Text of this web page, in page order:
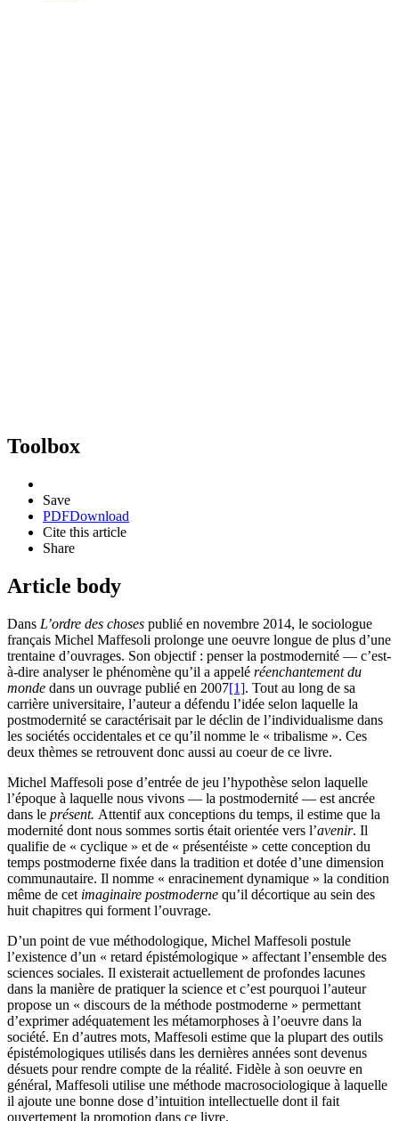
Toolbox
Save
PDFDownload
Cite this article
Share
Article body
Dans L’ordre des choses publié en novembre 2014, le sociologue
français Michel Maffesoli prolonge une oeuvre longue de plus d’une
trentaine d’ouvrages. Son objectif : penser la postmodernité — c’est-
à-dire analyser le phénomène qu’il a appelé réenchantement du
monde dans un ouvrage publié en 2007[1]. Tout au long de sa
carrière universitaire, l’auteur a défendu l’idée selon laquelle la
postmodernité se caractérisait par le déclin de l’individualisme dans
les sociétés occidentales et ce qu’il nomme le « tribalisme ». Ces
deux thèmes se retrouvent donc aussi au coeur de ce livre.
Michel Maffesoli pose d’entrée de jeu l’hypothèse selon laquelle
l’époque à laquelle nous vivons — la postmodernité — est ancrée
dans le présent. Attentif aux conceptions du temps, il estime que la
modernité dont nous sommes sortis était orientée vers l’avenir. Il
qualifie de « cyclique » et de « présentéiste » cette conception du
temps postmoderne fixée dans la tradition et dotée d’une dimension
communautaire. Il nomme « enracinement dynamique » la condition
même de cet imaginaire postmoderne qu’il décortique au sein des
huit chapitres qui forment l’ouvrage.
D’un point de vue méthodologique, Michel Maffesoli postule
l’existence d’un « retard épistémologique » affectant l’ensemble des
sciences sociales. Il existerait actuellement de profondes lacunes
dans la manière de pratiquer la science et c’est pourquoi l’auteur
propose un « discours de la méthode postmoderne » permettant
d’exprimer adéquatement les métamorphoses à l’oeuvre dans la
société. En d’autres mots, Maffesoli estime que la plupart des outils
épistémologiques utilisés dans les dernières années sont devenus
désuets pour rendre compte de la réalité. Fidèle à son oeuvre en
général, Maffesoli utilise une méthode macrosociologique à laquelle
il ajoute une bonne dose d’intuition intellectuelle dont il fait
ouvertement la promotion dans ce livre.